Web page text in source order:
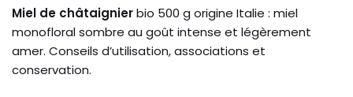
Miel de châtaignierbio 500 g origine Italie : miel
monofloral sombre au goût intense et légèrement
amer. Conseils d’utilisation, associations et
conservation.